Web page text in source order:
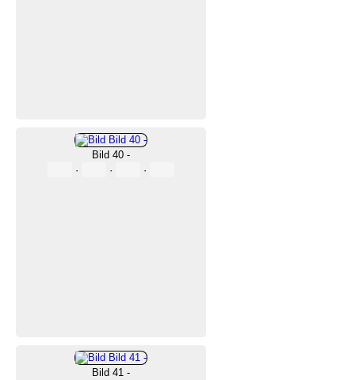
Bild 40 -
·
· ·
Bild 41 -